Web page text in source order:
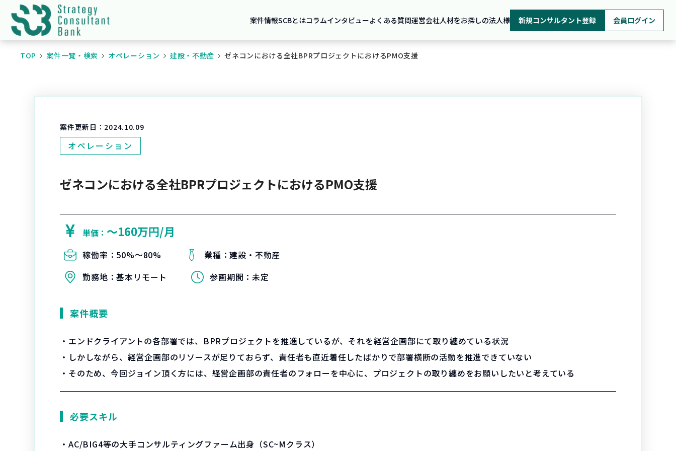
案件情報SCBとはコラムインタビューよくある質問運営会社人材をお探しの法人様 新規コンサルタント登録 会員ログイン
TOP 案件一覧・検索 オペレーション 建設・不動産 ゼネコンにおける全社BPRプロジェクトにおけるPMO支援
案件更新日： 2024.10.09
オペレーション
ゼネコンにおける全社BPRプロジェクトにおけるPMO支援
単価： 〜160万円/月
稼働率： 50%〜80% 業種：建設・不動産
勤務地：基本リモート 参画期間：未定
案件概要
・エンドクライアントの各部署では、BPRプロジェクトを推進しているが、それを経営企画部にて取り纏めている状況
・しかしながら、経営企画部のリソースが足りておらず、責任者も直近着任したばかりで部署横断の活動を推進できていない
・そのため、今回ジョイン頂く方には、経営企画部の責任者のフォローを中心に、プロジェクトの取り纏めをお願いしたいと考えている
必要スキル
・AC/BIG4等の大手コンサルティングファーム出身（SC~Mクラス）